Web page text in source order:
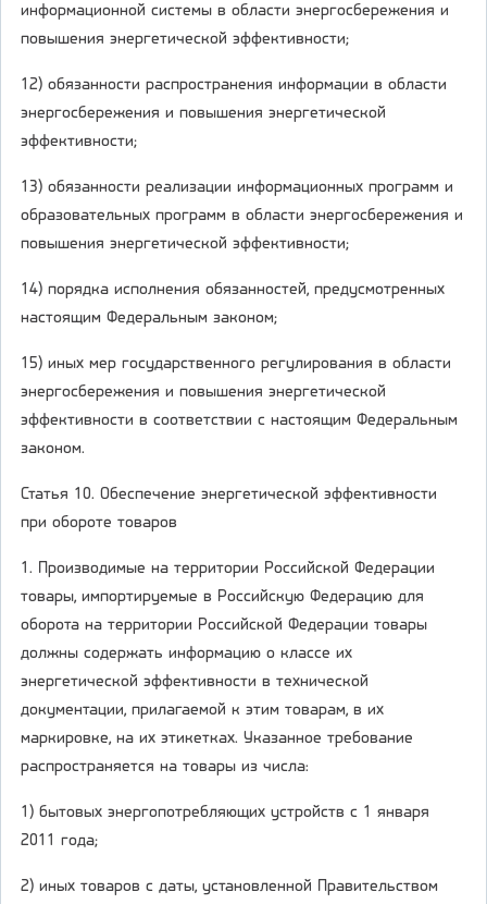
информационной системы в области энергосбережения и
повышения энергетической эффективности;
12) обязанности распространения информации в области
энергосбережения и повышения энергетической
эффективности;
13) обязанности реализации информационных программ и
образовательных программ в области энергосбережения и
повышения энергетической эффективности;
14) порядка исполнения обязанностей, предусмотренных
настоящим Федеральным законом;
15) иных мер государственного регулирования в области
энергосбережения и повышения энергетической
эффективности в соответствии с настоящим Федеральным
законом.
Статья 10. Обеспечение энергетической эффективности
при обороте товаров
1. Производимые на территории Российской Федерации
товары, импортируемые в Российскую Федерацию для
оборота на территории Российской Федерации товары
должны содержать информацию о классе их
энергетической эффективности в технической
документации, прилагаемой к этим товарам, в их
маркировке, на их этикетках. Указанное требование
распространяется на товары из числа:
1) бытовых энергопотребляющих устройств с 1 января
2011 года;
2) иных товаров с даты, установленной Правительством